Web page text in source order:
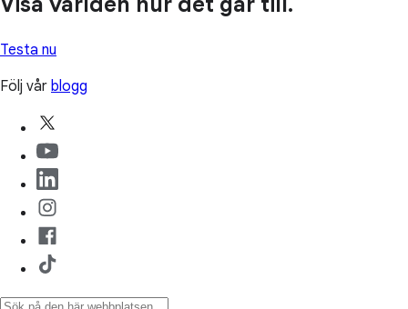
Testa nu
Följ vår blogg